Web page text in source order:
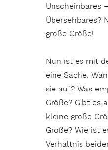
Unscheinbares
Übersehbares?
große Größe!
Nun ist es mit
eine Sache.
sie auf? Was
Größe? Gibt es
kleine große
Größe? Wie ist
Verhältnis